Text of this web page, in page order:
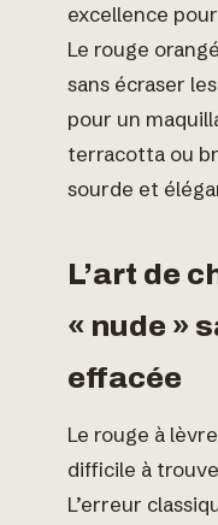
excellence
Le rouge
sans écraser
pour un
terracotta ou
sourde et
L’art de
« nude »
effacée
Le rouge à
difficile à
L’erreur